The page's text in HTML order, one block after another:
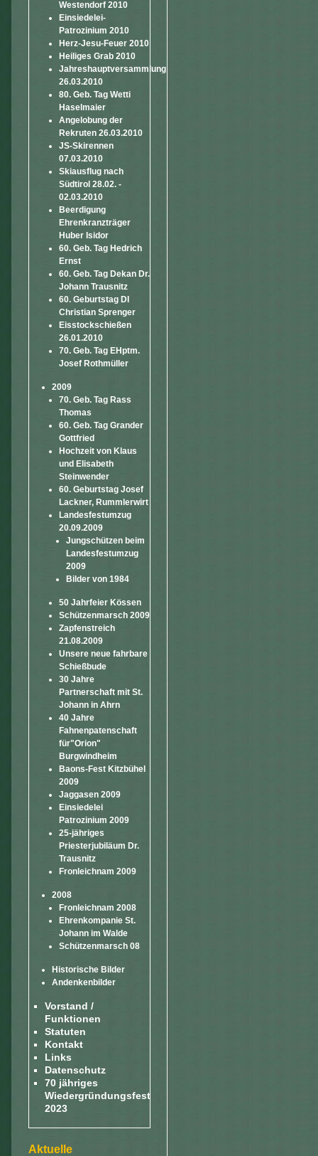
Westendorf 2010
Einsiedelei-
Patrozinium 2010
Herz-Jesu-Feuer 2010
Heiliges Grab 2010
Jahreshauptversammlung
26.03.2010
80. Geb. Tag Wetti
Haselmaier
Angelobung der
Rekruten 26.03.2010
JS-Skirennen
07.03.2010
Skiausflug nach
Südtirol 28.02. -
02.03.2010
Beerdigung
Ehrenkranzträger
Huber Isidor
60. Geb. Tag Hedrich
Ernst
60. Geb. Tag Dekan Dr.
Johann Trausnitz
60. Geburtstag DI
Christian Sprenger
Eisstockschießen
26.01.2010
70. Geb. Tag EHptm.
Josef Rothmüller
2009
70. Geb. Tag Rass
Thomas
60. Geb. Tag Grander
Gottfried
Hochzeit von Klaus
und Elisabeth
Steinwender
60. Geburtstag Josef
Lackner, Rummlerwirt
Landesfestumzug
20.09.2009
Jungschützen beim
Landesfestumzug
2009
Bilder von 1984
50 Jahrfeier Kössen
Schützenmarsch 2009
Zapfenstreich
21.08.2009
Unsere neue fahrbare
Schießbude
30 Jahre
Partnerschaft mit St.
Johann in Ahrn
40 Jahre
Fahnenpatenschaft
für"Orion"
Burgwindheim
Baons-Fest Kitzbühel
2009
Jaggasen 2009
Einsiedelei
Patrozinium 2009
25-jähriges
Priesterjubiläum Dr.
Trausnitz
Fronleichnam 2009
2008
Fronleichnam 2008
Ehrenkompanie St.
Johann im Walde
Schützenmarsch 08
Historische Bilder
Andenkenbilder
Vorstand /
Funktionen
Statuten
Kontakt
Links
Datenschutz
70 jähriges
Wiedergründungsfest
2023
Aktuelle